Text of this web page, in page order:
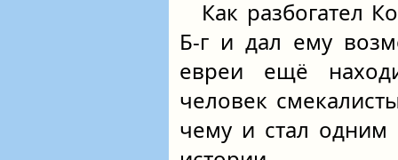
Как разбогател
Б‑г и дал ему
евреи ещё
человек
чему и стал